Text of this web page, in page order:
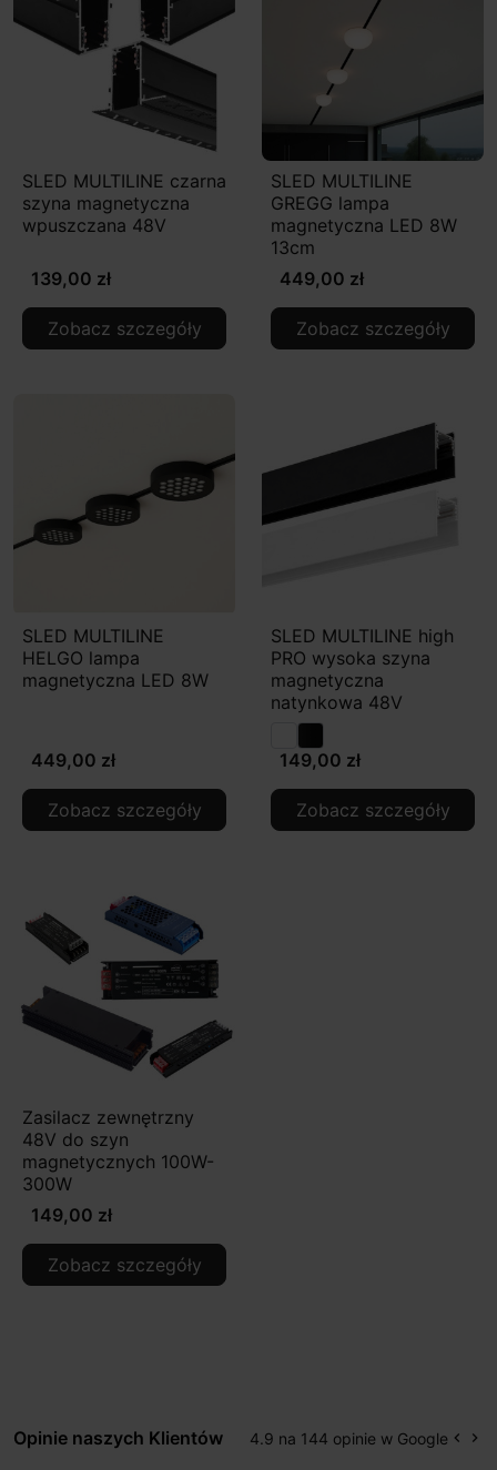
SLED MULTILINE czarna
szyna magnetyczna
wpuszczana 48V
139,00 zł
Zobacz szczegóły
SLED MULTILINE
GREGG lampa
magnetyczna LED 8W
13cm
449,00 zł
Zobacz szczegóły
SLED MULTILINE
HELGO lampa
magnetyczna LED 8W
449,00 zł
Zobacz szczegóły
SLED MULTILINE high
PRO wysoka szyna
magnetyczna
natynkowa 48V
149,00 zł
Zobacz szczegóły
Zasilacz zewnętrzny
48V do szyn
magnetycznych 100W-
300W
149,00 zł
Zobacz szczegóły
Opinie naszych Klientów 4.9 na 144 opinie w Google keyboard_arrow_left keyboard_arrow_right